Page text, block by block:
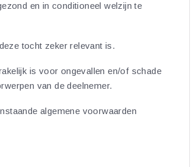
en in conditioneel welzijn te
tocht zeker relevant is.
is voor ongevallen en/of schade
van de deelnemer.
algemene voorwaarden